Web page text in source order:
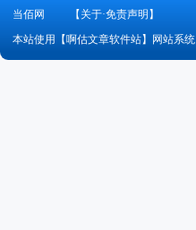
当佰网
【关于·免责声明】
本站使用【啊估文章软件站】网站系统